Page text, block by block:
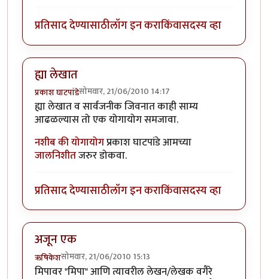
प्रतिसाद देण्यासाठीलॉग इन कराकिंवासदस्य व्हा
ह्या लेखात
प्रकाश घाटपांडेसोमवार, 21/06/2010 14:17
ह्या लेखात व सार्वजनीक जिवनात काही साम्य
आढळल्यास तो एक योगायोग समजावा.
नशीब की योगायोगप्रकाश घाटपांडे आमच्या
जालनिशीतजरुर डोकवा.
प्रतिसाद देण्यासाठीलॉग इन कराकिंवासदस्य व्हा
अजून एक
ऋषिकेशसोमवार, 21/06/2010 15:13
मिपावर "मिपा" आणि त्यावरील लेखन/लेखक वगैरे